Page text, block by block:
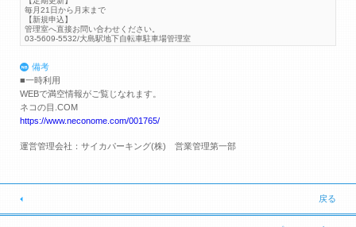
毎月21日から月末まで
【新規申込】
管理室へ直接お問い合わせください。
03-5609-5532/大島駅地下自転車駐車場管理室
備考
■一時利用
WEBで満空情報がご覧じなれます。
ネコの目.COM
https://www.neconome.com/001765/
運営管理会社：サイカパーキング(株) 営業管理第一部
戻る